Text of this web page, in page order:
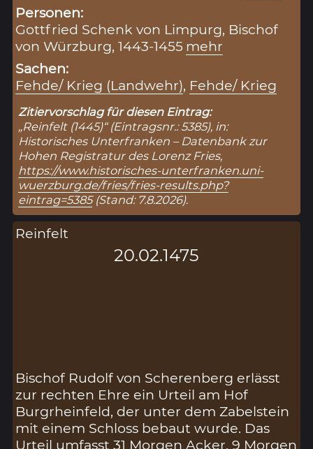
Personen:
Gottfried Schenk von Limpurg, Bischof
von Würzburg, 1443-1455 mehr
Sachen:
Fehde/ Krieg (Landwehr), Fehde/ Krieg
Zitiervorschlag für diesen Eintrag:
„Reinfelt (1445)“ (Eintragsnr.: 5385), in:
Historisches Unterfranken – Datenbank zur
Hohen Registratur des Lorenz Fries,
https://www.historisches-unterfranken.uni-
wuerzburg.de/fries/fries-results.php?
eintrag=5385(Stand: 7.8.2026).
Reinfelt
20.02.1475
Bischof Rudolf von Scherenberg erlässt
zur rechten Ehre ein Urteil am Hof
Burgrheinfeld, der unter dem Zabelstein
mit einem Schloss bebaut wurde. Das
Urteil umfasst 31 Morgen Acker, 9 Morgen